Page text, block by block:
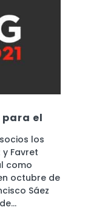
para el
los
Favret
como
octubre de
Sáez